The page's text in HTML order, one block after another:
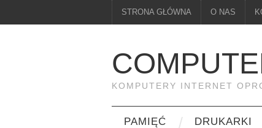
STRONA GŁÓWNA O NAS
KOMPUTERY INTERNET
PAMIĘĆ DRUKARKI